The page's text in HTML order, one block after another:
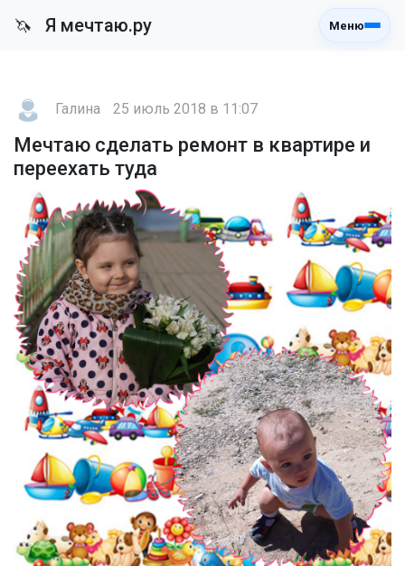
🦄 Я мечтаю.ру Меню
Галина 25 июль 2018 в 11:07
Мечтаю сделать ремонт в квартире и
переехать туда